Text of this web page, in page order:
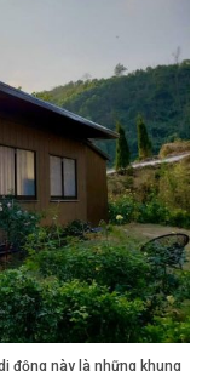
động này là những khung